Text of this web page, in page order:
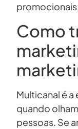
Como
Multicanal é
quando
pessoas. Se